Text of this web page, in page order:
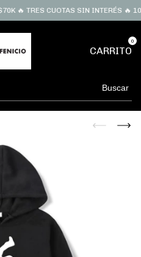
🔥 TRES CUOTAS SIN INTERÉS 🔥
CARRITO
0
Buscar